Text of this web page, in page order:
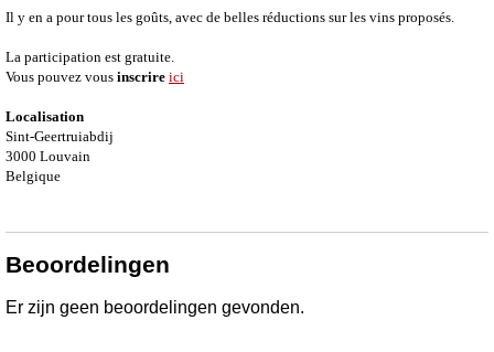
Il y en a pour tous les goûts, avec de belles réductions sur les vins proposés.
La participation est gratuite.
Vous pouvez vous inscrire ici
Localisation
Sint-Geertruiabdij
3000 Louvain
Belgique
Beoordelingen
Er zijn geen beoordelingen gevonden.